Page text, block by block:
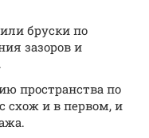
бруски по
зазоров и
пространства по
схож и в первом, и